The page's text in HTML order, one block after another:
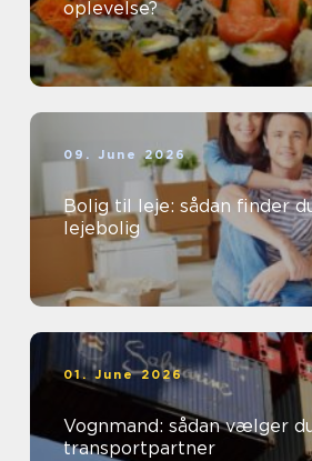
oplevelse?
09. June 2026
Bolig til leje: sådan finder
lejebolig
01. June 2026
Vognmand: sådan vælger
transportpartner